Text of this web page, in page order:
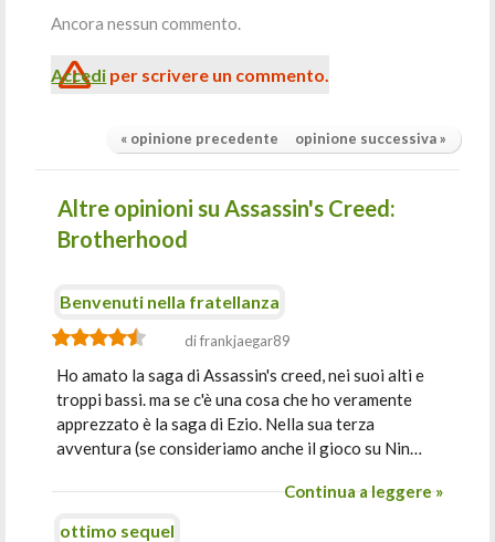
Ancora nessun commento.
Accedi per scrivere un commento.
« opinione precedente opinione successiva »
Altre opinioni su Assassin's Creed:
Brotherhood
Benvenuti nella fratellanza
di frankjaegar89
Ho amato la saga di Assassin's creed, nei suoi alti e
troppi bassi. ma se c'è una cosa che ho veramente
apprezzato è la saga di Ezio. Nella sua terza
avventura (se consideriamo anche il gioco su Nin…
Continua a leggere »
ottimo sequel